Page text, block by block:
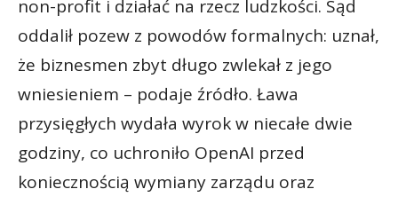
non-profit i działać na rzecz ludzkości. Sąd
oddalił pozew z powodów formalnych: uznał,
że biznesmen zbyt długo zwlekał z jego
wniesieniem – podaje źródło. Ława
przysięgłych wydała wyrok w niecałe dwie
godziny, co uchroniło OpenAI przed
koniecznością wymiany zarządu oraz